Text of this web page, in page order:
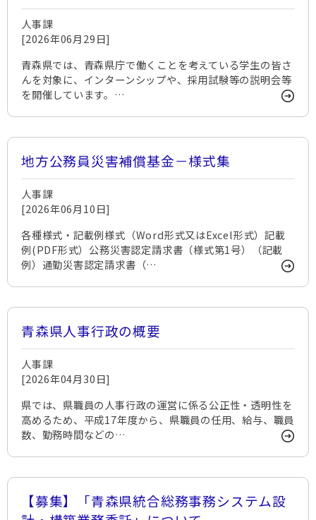
人事課
[2026年06月29日]
青森県では、青森県庁で働くことを考えている学生の皆さ
んを対象に、インターンシップや、採用試験等の説明会等
を開催しています。…
地方公務員災害補償基金－様式集
人事課
[2026年06月10日]
各種様式・記載例様式（Word形式又はExcel形式）記載
例(PDF形式）公務災害認定請求書（様式第1号）（記載
例）通勤災害認定請求書（…
青森県人事行政の概要
人事課
[2026年04月30日]
県では、県職員の人事行政の運営に係る公正性・透明性を
高めるため、平成17年度から、県職員の任用、給与、職員
数、勤務時間などの…
【募集】「青森県統合総務事務システム設